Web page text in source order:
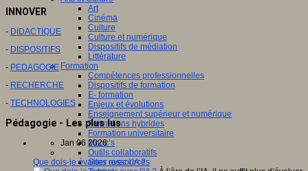
Art
Cinéma
Culture
Culture et numérique
Dispositifs de médiation
Littérature
Formation
Compétences professionnelles
Dispositifs de formation
E- formation
Enjeux et évolutions
Enseignement supérieur et numérique
Formations hybrides
Formation universitaire
Mooc’s
Outils collaboratifs
Sites ressources
INNOVER
- DIDACTIQUE
- DISPOSITIFS
- PEDAGOGIE
- RECHERCHE
- TECHNOLOGIES
Pédagogie - Les plus lus
Jan 06 2026
Que dois-je évaluer avec l'IA ?